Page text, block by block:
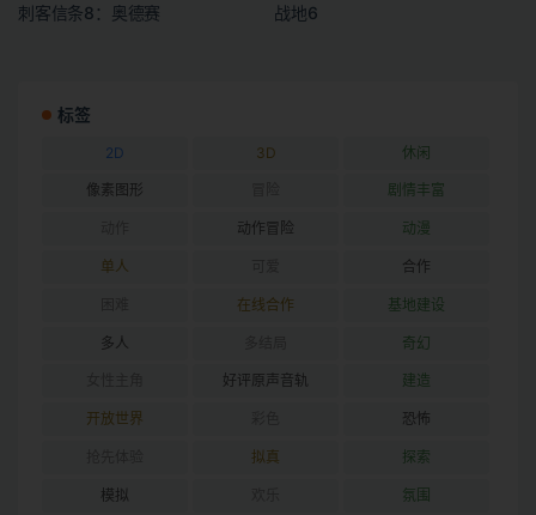
刺客信条8：奥德赛 战地6
标签
2D 3D 休闲
像素图形 剧情丰富
动作冒险 动漫
单人 合作
在线合作 基地建设
多人 奇幻
好评原声音轨 建造
开放世界 恐怖
拟真 探索
模拟 氛围